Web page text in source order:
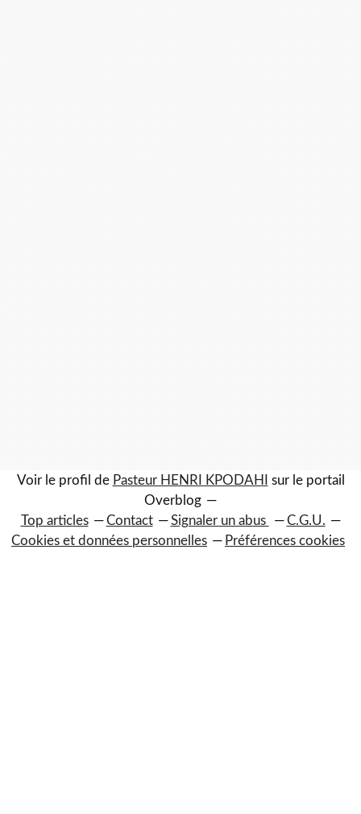
Voir le profil de Pasteur HENRI KPODAHI
sur le portail
Overblog
Top articles
Contact Signaler un abus
C.G.U.
Cookies et données personnelles
Préférences cookies